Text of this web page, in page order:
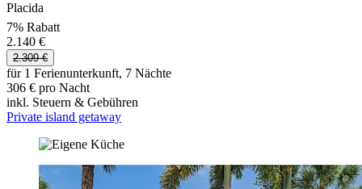
Placida
7% Rabatt
2.140 €
2.309 €
für 1 Ferienunterkunft, 7 Nächte
306 € pro Nacht
inkl. Steuern & Gebühren
Private island getaway